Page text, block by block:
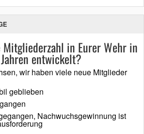
in Eurer Wehr in
entwickelt?
wir haben viele neue Mitglieder
geblieben
Nachwuchsgewinnung ist